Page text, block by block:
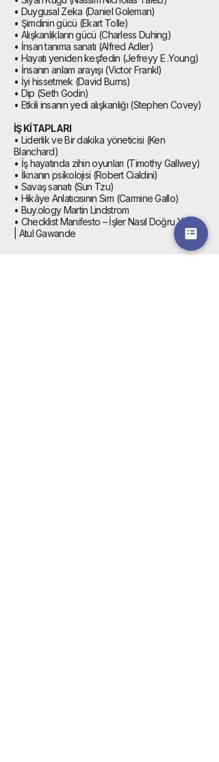
• Duygusal Zeka (Daniel Goleman)
• Şimdinin gücü (Ekart Tolle)
• Alışkanlıkların gücü (Charless Duhing)
• İnsan tanıma sanatı (Alfred Adler)
• Hayatı yeniden keşfedin (Jefreyy E .Young)
• İnsanın anlam arayışı (Victor Frankl)
• İyi hissetmek (David Burns)
• Dip (Seth Godin)
• Etkili insanın yedi alışkanlığı (Stephen Covey)
İŞ KİTAPLARI
• Liderlik ve Bir dakika yöneticisi (Ken
Blanchard)
• İş hayatında zihin oyunları (Timothy Gallwey)
• İknanın psikolojisi (Robert Cialdini)
• Savaş sanatı (Sun Tzu)
• Hikâye Anlatıcısının Sırrı (Carmine Gallo)
• Buy.ology Martin Lindstrom
• Checklist Manifesto – İşler Nasıl Doğru Yapılır
| Atul Gawande